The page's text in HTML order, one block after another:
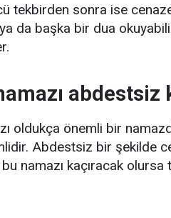
tekbirden sonra ise
da başka bir dua
abdestsiz
oldukça önemli bir
Abdestsiz bir şekilde
namazı kaçıracak